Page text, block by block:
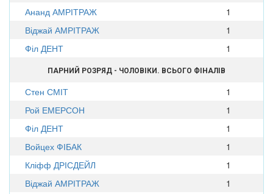
Ананд АМРІТРАЖ
1
Віджай АМРІТРАЖ
1
Філ ДЕНТ
1
ПАРНИЙ РОЗРЯД - ЧОЛОВІКИ. ВСЬОГО ФІНАЛІВ
Стен СМІТ
1
Рой ЕМЕРСОН
1
Філ ДЕНТ
1
Войцех ФІБАК
1
Кліфф ДРІСДЕЙЛ
1
Віджай АМРІТРАЖ
1